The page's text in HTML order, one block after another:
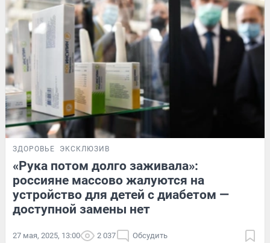
ЗДОРОВЬЕ ЭКСКЛЮЗИВ
«Рука потом долго заживала»:
россияне массово жалуются на
устройство для детей с диабетом —
доступной замены нет
27 мая, 2025, 13:00 2 037 Обсудить